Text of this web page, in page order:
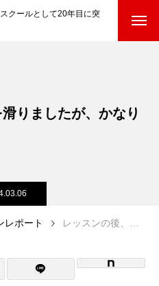
クールとして20年目に突
Ski Area
りましたが、かなり
レポート レッスンの後、整地を滑りましたが、かなり滑りやすかったです！